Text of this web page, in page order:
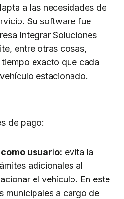
a las necesidades de
Su software fue
Integrar Soluciones
entre otras cosas,
exacto que cada
estacionado.
de pago:
usuario: evita la
adicionales al
el vehículo. En este
municipales a cargo de